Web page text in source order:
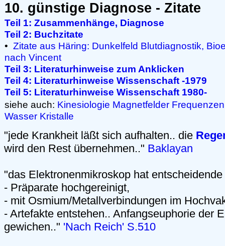
10. günstige Diagnose - Zitate
Teil 1: Zusammenhänge, Diagnose
Teil 2: Buchzitate
• Zitate aus Häring: Dunkelfeld Blutdiagnostik,
nach Vincent
Teil 3: Literaturhinweise zum Anklicken
Teil 4: Literaturhinweise Wissenschaft -1979
Teil 5: Literaturhinweise Wissenschaft 1980-
siehe auch: Kinesiologie Magnetfelder Frequenzen
Wasser Kristalle
"jede Krankheit läßt sich aufhalten.. die
wird den Rest übernehmen.." Baklayan
"das Elektronenmikroskop hat
- Präparate hochgereinigt,
- mit Osmium/Metallverbindungen im
- Artefakte entstehen.. Anfangseuphorie der
gewichen.." 'Nach Reich' S.510